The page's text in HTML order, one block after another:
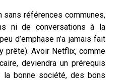
sans références communes,
ni de conversations à la
d’emphase n’a jamais fait
prête). Avoir Netflix, comme
deviendra un prérequis
bonne société, des bons